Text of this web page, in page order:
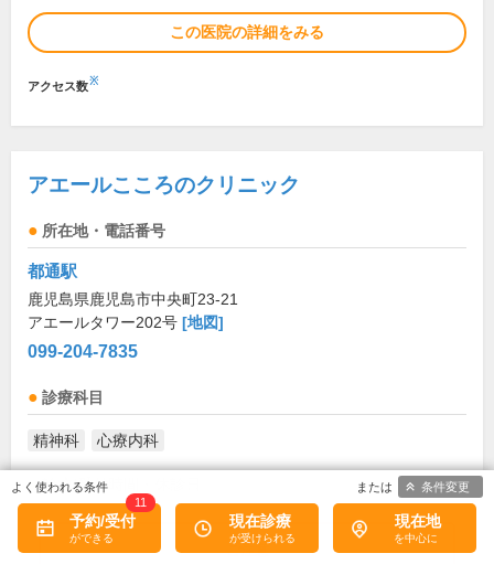
この医院の詳細をみる
アクセス数※
アエールこころのクリニック
所在地・電話番号
都通駅
鹿児島県鹿児島市中央町23-21
アエールタワー202号 [地図]
099-204-7835
診療科目
精神科 心療内科
診療/受付時間・休診日
診療時間 火 水 木 土 日 祝
予約/受付
11
現在診療 現在地
条件変更